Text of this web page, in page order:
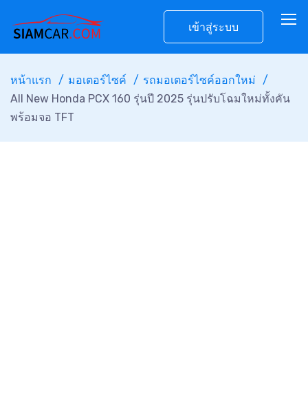
เข้าสู่ระบบ
หน้าแรก มอเตอร์ไซค์
รถมอเตอร์ไซค์ออกใหม่
All New Honda PCX 160 รุ่นปี 2025 รุ่นปรับโฉมใหม่ทั้งคัน
พร้อมจอ TFT